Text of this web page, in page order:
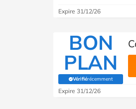
Expire 31/12/26
BON
PLAN
Vérifiérécemment
(Vérifié par Savoo)
Expire 31/12/26